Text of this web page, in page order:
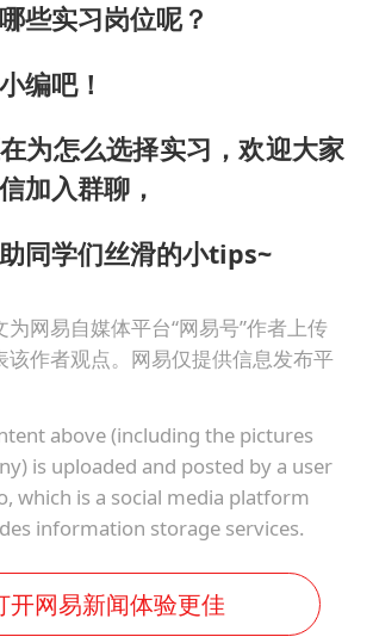
胡彦斌获《歌手2026》歌王
胜宏科技：股票交易异常波动
日本试射“战斧”导弹，国防部回应
些实习岗位呢？
编吧！
为怎么选择实习，欢迎大家
加入群聊，
同学们丝滑的小tips~
网易自媒体平台“网易号”作者上传
该作者观点。网易仅提供信息发布平
above (including the pictures
is uploaded and posted by a user
which is a social media platform
information storage services.
开网易新闻体验更佳